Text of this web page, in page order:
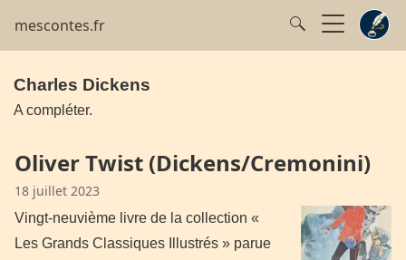
mescontes.fr
Charles Dickens
A compléter.
Oliver Twist (Dickens/Cremonini)
18 juillet 2023
Vingt-neuvième livre de la collection «
Les Grands Classiques Illustrés » parue